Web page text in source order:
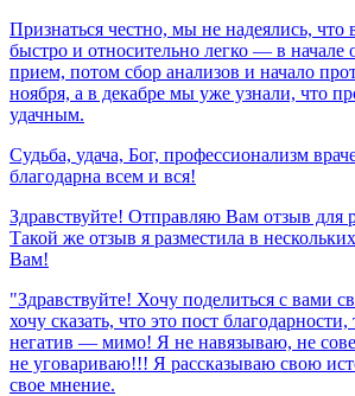
Признаться честно, мы не надеялись, что
быстро и относительно легко — в начале
прием, потом сбор анализов и начало
ноября, а в декабре мы уже узнали, что
удачным.
Судьба, удача, Бог, профессионализм
благодарна всем и вся!
Здравствуйте! Отправляю Вам отзыв для
Такой же отзыв я разместила в
Вам!
"Здравствуйте! Хочу поделиться с вами
хочу сказать, что это пост
негатив — мимо! Я не навязываю, не
не уговариваю!!! Я рассказываю свою
свое мнение.